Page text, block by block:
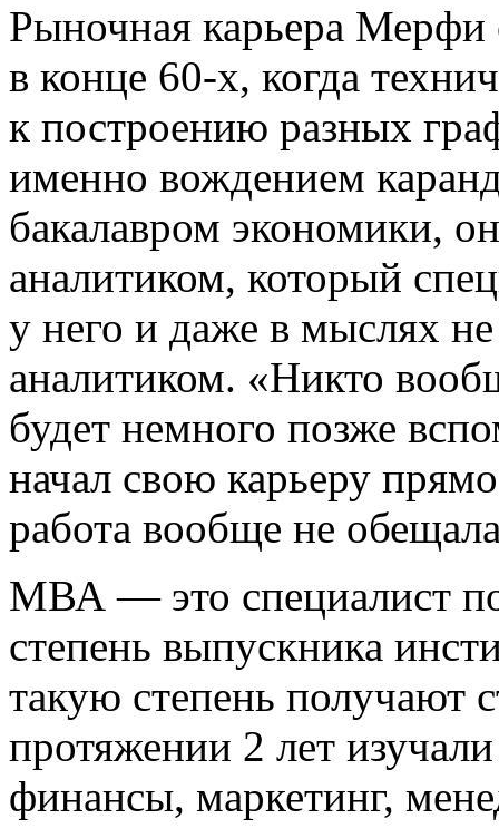
Рыночная карьера Мерфи
в конце 60-х, когда
к построению разных
именно вождением
бакалавром экономики,
аналитиком, который
у него и даже в мыслях
аналитиком. «Никто
будет немного позже
начал свою карьеру
работа вообще не
МВА — это специалист
степень выпускника
такую степень получают
протяжении 2 лет
финансы, маркетинг,